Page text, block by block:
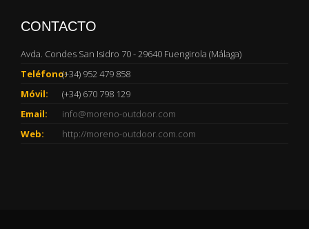
CONTACTO
Avda. Condes San Isidro 70 - 29640 Fuengirola (Málaga)
Teléfono:(+34) 952 479 858
Móvil:
(+34) 670 798 129
Email:
info@moreno-outdoor.com
Web:
http://moreno-outdoor.com.com